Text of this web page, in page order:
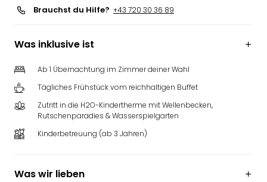
Brauchst du Hilfe? +43 720 30 36 89
Was inklusive ist
Ab 1 Übernachtung im Zimmer deiner Wahl
Tägliches Frühstück vom reichhaltigen Buffet
Zutritt in die H2O-Kindertherme mit Wellenbecken,
Rutschenparadies & Wasserspielgarten
Kinderbetreuung (ab 3 Jahren)
Was wir lieben